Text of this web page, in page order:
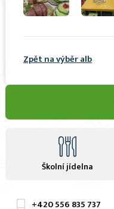
Zpět na výběr alb
Školní jídelna
+420556 835 737